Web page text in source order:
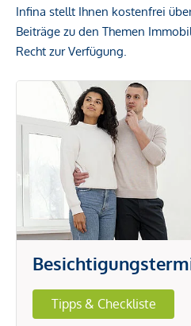
Infina stellt Ihnen kostenfrei
Beiträge zu den Themen
Recht zur Verfügung.
Tipps & Checkliste